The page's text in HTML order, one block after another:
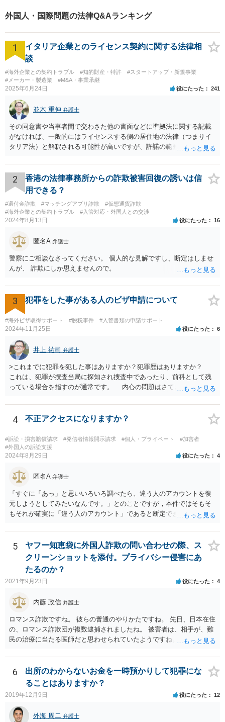
外国人・国際問題の法律Q&Aランキング
1
イタリア企業とのライセンス契約に関する法律相
談
#海外企業との契約トラブル #知的財産・特許
#スタートアップ・新規事業
#メーカー・製造業
#M&A・事業承継
2025年6月24日 役にたった 241
並木 重伸 弁護士
その同意書や当事者間で交わさた他の書面などに準拠法に関する記載
がなければ、一般的にはライセンスする側の居住地の法律（つまりイ
タリア法）と解釈される可能性が高いですが、許諾の範囲が日本国内
あります。 なお、仮に日本法になるとしても、新しい会社との間で契
約が有効かどうかは、ライセンスされた権利の種類（著作権、商標
権、特許権など）や契約の時期などを見て判断する必要があります。
いずれにせよ具体的事情が分からないと確定的な回答は難しいと思わ
れますので、弁護士に直接相談されることをお勧めします。
2
香港の法律事務所からの詐欺被害回復の誘いは信
用できる？
#還付金詐欺 #マッチングアプリ詐欺
#仮想通貨詐欺
#海外企業との契約トラブル
#入管対応・外国人との交渉
2024年8月13日 役にたった 16
匿名A 弁護士
警察にご相談なさってください。 個人的な見解ですし、断定はしませ
んが、 詐欺にしか思えませんので。
3 犯罪をした事がある人のビザ申請について
#海外ビザ取得サポート #脱税事件 #入管書類の申請サポート
2024年11月25日 役にたった 6
井上 祐司 弁護士
>これまでに犯罪を犯した事はありますか？犯罪歴はありますか？
これは、犯罪が捜査当局に探知され捜査中であったり、前科として残
っている場合を指すのが通常です。 内心の問題はさておき、ご質問
4 不正アクセスになりますか？
#訴訟・損害賠償請求 #発信者情報開示請求 #個人・プライベート
#加害者
#外国人の訴訟支援
2024年8月29日 役にたった 4
匿名A 弁護士
「すぐに「あっ」と思いいろいろ調べたら、違う人のアカウントを復
元しようとしてみたいなんです。」とのことですが，本件ではそもそ
もそれが確実に「違う人のアカウント」であると断定できていません
できません。余計な心配でしょう。
5
ヤフー知恵袋に外国人詐欺の問い合わせの際、ス
クリーンショットを添付。プライバシー侵害にあ
たるのか？
2021年9月23日 役にたった 4
内藤 政信 弁護士
ロマンス詐欺ですね。 彼らの普通のやりかたですね。 先日、日本在住
の、ロマンス詐欺団が複数逮捕されましたね。 被害者は、相手が、難
民の治療に当たる医師だと思わせられていたようですね。
6
出所のわからないお金を一時預かりして犯罪にな
ることはありますか？
2019年12月9日 役にたった 12
外海 周二 弁護士